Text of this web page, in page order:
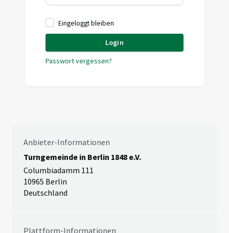
Eingeloggt bleiben
Login
Passwort vergessen?
Anbieter-Informationen
Turngemeinde in Berlin 1848 e.V.
Columbiadamm 111
10965 Berlin
Deutschland
Plattform-Informationen